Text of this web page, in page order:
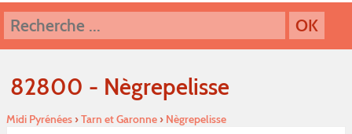
82800 - Nègrepelisse
Midi Pyrénées›Tarn et Garonne› Nègrepelisse